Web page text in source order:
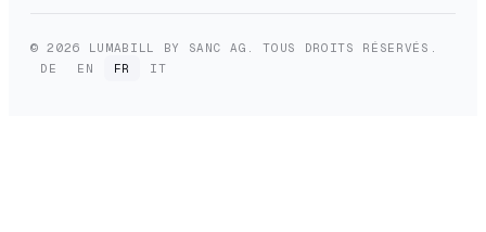
© 2026 LUMABILL BY SANC AG. TOUS DROITS RÉSERVÉS.
DE
EN FR IT